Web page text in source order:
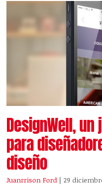
DesignWell,
para
diseño
Juanrrison Ford | 29